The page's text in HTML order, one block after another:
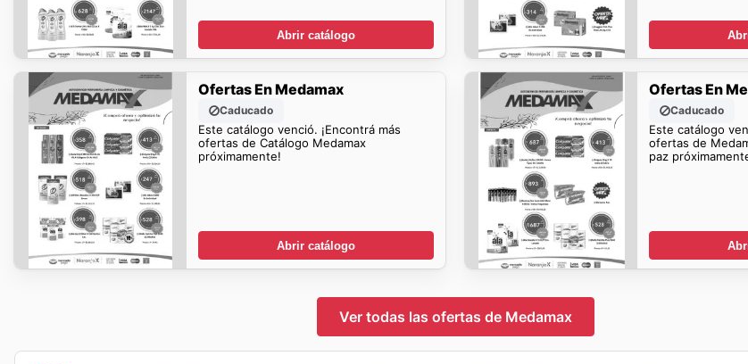
Abrir catálogo
Ofertas En Medamax
Caducado
Este catálogo venció. ¡Encontrá más
ofertas de Catálogo Medamax
próximamente!
Abrir catálogo
Ofertas En
Caducado
Este catálogo
ofertas de
paz
Ver todas las ofertas de Medamax